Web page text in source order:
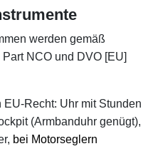
werden gemäß
Part NCO und DVO [EU]
EU-Recht: Uhr mit Stunden
(Armbanduhr genügt),
bei Motorseglern